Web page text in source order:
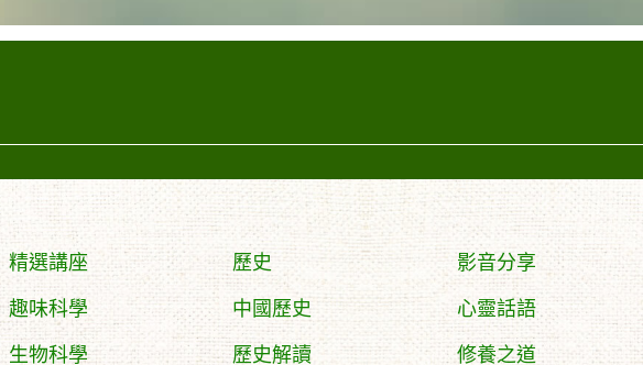
精選講座
趣味科學
生物科學
歷史
中國歷史
歷史解讀
影音分享
心靈話語
修養之道